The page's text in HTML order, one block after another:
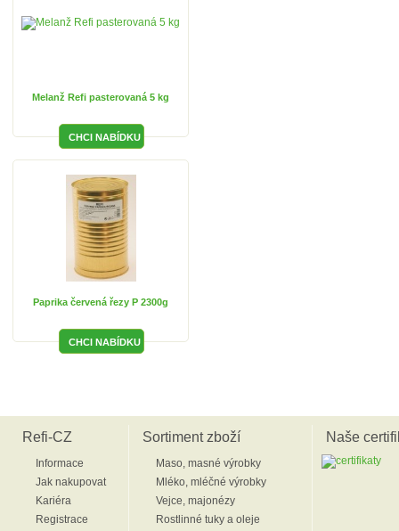
Melanž Refi pasterovaná 5 kg
Paprika červená řezy P 2300g
Refi-CZ
Informace
Jak nakupovat
Kariéra
Registrace
Sortiment zboží
Maso, masné výrobky
Mléko, mléčné výrobky
Vejce, majonézy
Rostlinné tuky a oleje
Naše